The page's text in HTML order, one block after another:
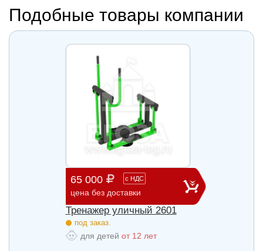
Подобные товары компании
65 000 с НДС
цена без доставки
Тренажер уличный 2601
под заказ.
для детей от 12 лет